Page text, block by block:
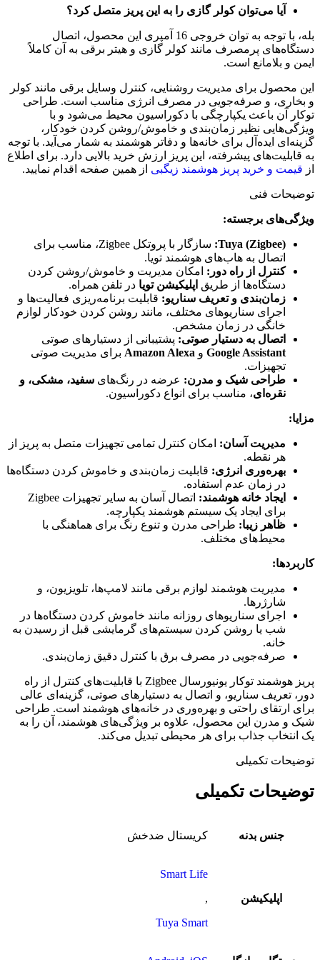
آیا می‌توان کولر گازی را به این پریز متصل کرد؟
بله، با توجه به توان خروجی 16 آمپری این محصول، اتصال
دستگاه‌های پرمصرف مانند کولر گازی و هیتر برقی به آن کاملاً
ایمن و بلامانع است.
این محصول برای مدیریت روشنایی، کنترل وسایل برقی مانند کولر
و بخاری، و صرفه‌جویی در مصرف انرژی مناسب است. طراحی
توکار آن باعث یکپارچگی با دکوراسیون محیط می‌شود و با
ویژگی‌هایی نظیر زمان‌بندی و خاموش/روشن کردن خودکار،
گزینه‌ای ایده‌آل برای خانه‌ها و دفاتر هوشمند به شمار می‌آید. با توجه
به قابلیت‌های پیشرفته، این پریز ارزش خرید بالایی دارد. برای اطلاع
از قیمت و خرید پریز هوشمند زیگبی از همین صفحه اقدام نمایید.
توضیحات فنی
ویژگی‌های برجسته:
Tuya (Zigbee):
سازگار با پروتکل Zigbee، مناسب برای
اتصال به هاب‌های هوشمند تویا.
کنترل از راه دور: امکان مدیریت و خاموش/روشن کردن
دستگاه‌ها از طریق اپلیکیشن تویا در تلفن همراه.
زمان‌بندی و تعریف سناریو: قابلیت برنامه‌ریزی فعالیت‌ها و
اجرای سناریوهای مختلف، مانند روشن کردن خودکار لوازم
خانگی در زمان مشخص.
اتصال به دستیار صوتی: پشتیبانی از دستیارهای صوتی
Google Assistant و Amazon Alexa برای مدیریت صوتی
تجهیزات.
طراحی شیک و مدرن: عرضه در رنگ‌های سفید، مشکی، و
نقره‌ای، مناسب برای انواع دکوراسیون.
مزایا:
مدیریت آسان: امکان کنترل تمامی تجهیزات متصل به پریز از
هر نقطه.
بهره‌وری انرژی: قابلیت زمان‌بندی و خاموش کردن دستگاه‌ها
در زمان عدم استفاده.
ایجاد خانه هوشمند:
اتصال آسان به سایر تجهیزات Zigbee
برای ایجاد یک سیستم هوشمند یکپارچه.
ظاهر زیبا: طراحی مدرن و تنوع رنگ برای هماهنگی با
محیط‌های مختلف.
کاربردها:
مدیریت هوشمند لوازم برقی مانند لامپ‌ها، تلویزیون، و
شارژرها.
اجرای سناریوهای روزانه مانند خاموش کردن دستگاه‌ها در
شب یا روشن کردن سیستم‌های گرمایشی قبل از رسیدن به
خانه.
صرفه‌جویی در مصرف برق با کنترل دقیق زمان‌بندی.
پریز هوشمند توکار یونیورسال Zigbee با قابلیت‌های کنترل از راه
دور، تعریف سناریو، و اتصال به دستیارهای صوتی، گزینه‌ای عالی
برای ارتقای راحتی و بهره‌وری در خانه‌های هوشمند است. طراحی
شیک و مدرن این محصول، علاوه بر ویژگی‌های هوشمند، آن را به
یک انتخاب جذاب برای هر محیطی تبدیل می‌کند.
توضیحات تکمیلی
توضیحات تکمیلی
جنس بدنه کریستال ضدخش
اپلیکیشن
Smart Life
,
Tuya Smart